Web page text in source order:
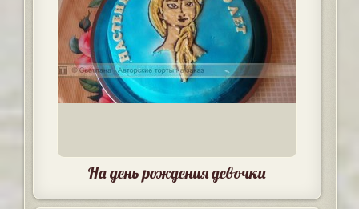
На день рождения девочки